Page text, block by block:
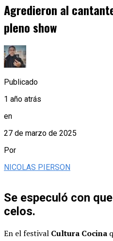
Agredieron al
pleno show
Publicado
1 año atrás
en
27 de marzo de 2025
Por
NICOLAS PIERSON
Se especuló con
celos.
En el festival Cultura Cocina